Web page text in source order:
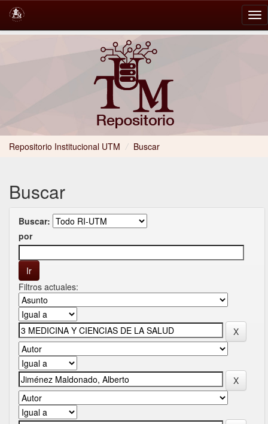
Repositorio Institucional UTM / Buscar
Buscar
Buscar:
por
Filtros actuales: